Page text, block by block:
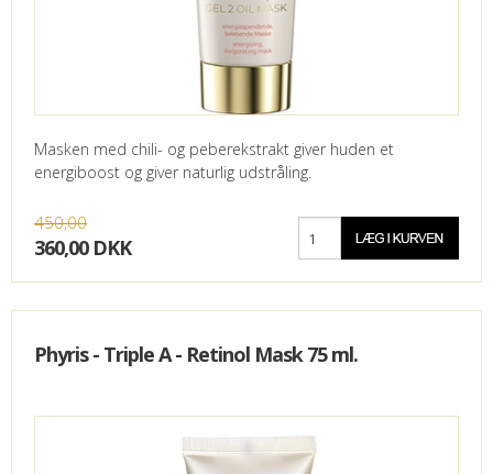
Masken med chili- og peberekstrakt giver huden et
energiboost og giver naturlig udstråling.
450,00
360,00 DKK
Phyris - Triple A - Retinol Mask 75 ml.